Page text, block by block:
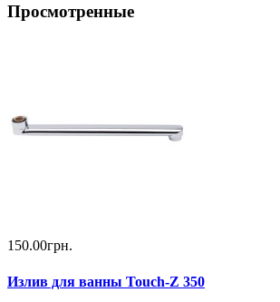
Просмотренные
150.00грн.
Излив для ванны Touch-Z 350